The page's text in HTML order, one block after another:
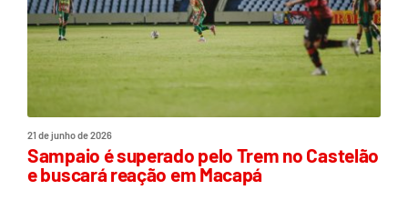
21 de junho de 2026
Sampaio é superado pelo Trem no Castelão
e buscará reação em Macapá